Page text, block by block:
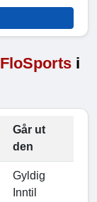
FloSports i
Går ut
den
Gyldig
Inntil